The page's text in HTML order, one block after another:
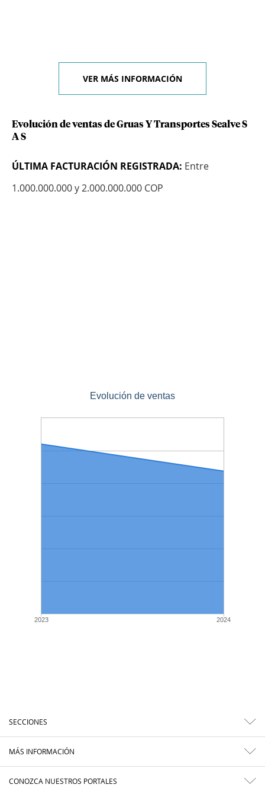
VER MÁS INFORMACIÓN
Evolución de ventas de Gruas Y Transportes Sealve S
A S
ÚLTIMA FACTURACIÓN REGISTRADA: Entre
1.000.000.000 y 2.000.000.000 COP
Evolución de ventas
2023 2024
SECCIONES
MÁS INFORMACIÓN
CONOZCA NUESTROS PORTALES